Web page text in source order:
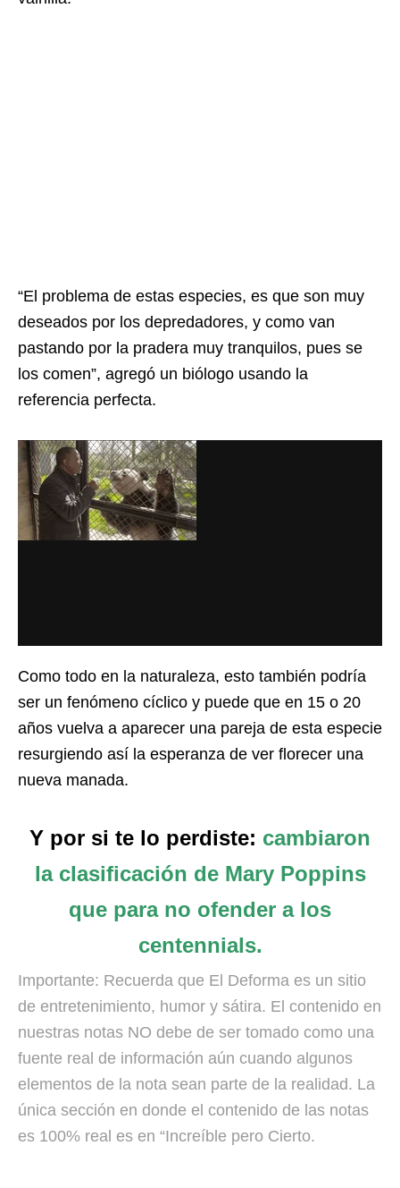
“El problema de estas especies, es que son muy
deseados por los depredadores, y como van
pastando por la pradera muy tranquilos, pues se
los comen”, agregó un biólogo usando la
referencia perfecta.
Como todo en la naturaleza, esto también podría
ser un fenómeno cíclico y puede que en 15 o 20
años vuelva a aparecer una pareja de esta especie
resurgiendo así la esperanza de ver florecer una
nueva manada.
Y por si te lo perdiste: cambiaron
la clasificación de Mary Poppins
que para no ofender a los
centennials.
Importante: Recuerda que El Deforma es un sitio
de entretenimiento, humor y sátira. El contenido en
nuestras notas NO debe de ser tomado como una
fuente real de información aún cuando algunos
elementos de la nota sean parte de la realidad. La
única sección en donde el contenido de las notas
es 100% real es en “Increíble pero Cierto.